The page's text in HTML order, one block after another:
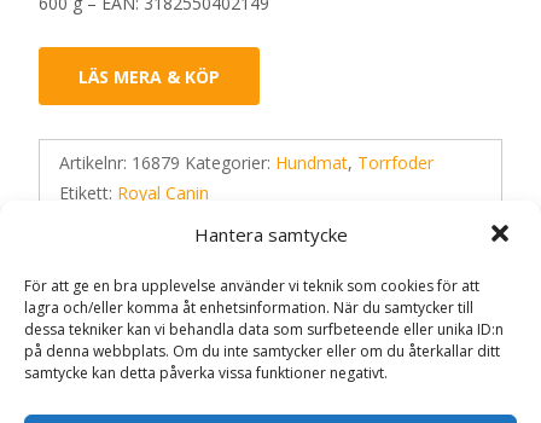
Hantera samtycke
För att ge en bra upplevelse använder vi teknik som cookies för att
lagra och/eller komma åt enhetsinformation. När du samtycker till
dessa tekniker kan vi behandla data som surfbeteende eller unika ID:n
på denna webbplats. Om du inte samtycker eller om du återkallar ditt
samtycke kan detta påverka vissa funktioner negativt.
LÄS MERA & KÖP
Artikelnr: 16879 Kategorier: Hundmat, Torrfoder
Etikett: Royal Canin
Recensioner (0)
Recensioner